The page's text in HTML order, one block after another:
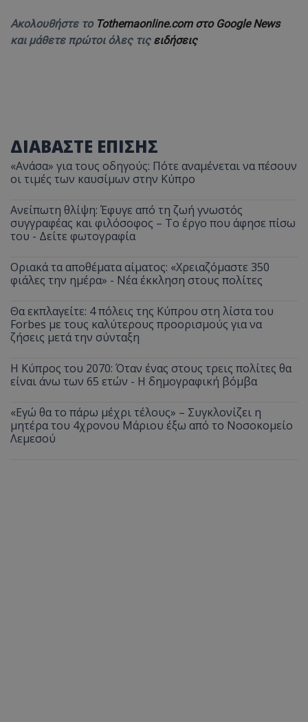
Ακολουθήστε το Tothemaonline.com στο Google News
και μάθετε πρώτοι όλες τις ειδήσεις
ΔΙΑΒΑΣΤΕ ΕΠΙΣΗΣ
«Ανάσα» για τους οδηγούς: Πότε αναμένεται να πέσουν
οι τιμές των καυσίμων στην Κύπρο
Ανείπωτη θλίψη: Έφυγε από τη ζωή γνωστός
συγγραφέας και φιλόσοφος – Το έργο που άφησε πίσω
του - Δείτε φωτογραφία
Οριακά τα αποθέματα αίματος: «Χρειαζόμαστε 350
φιάλες την ημέρα» - Νέα έκκληση στους πολίτες
Θα εκπλαγείτε: 4 πόλεις της Κύπρου στη λίστα του
Forbes με τους καλύτερους προορισμούς για να
ζήσεις μετά την σύνταξη
Η Κύπρος του 2070: Όταν ένας στους τρεις πολίτες θα
είναι άνω των 65 ετών - Η δημογραφική βόμβα
«Εγώ θα το πάρω μέχρι τέλους» – Συγκλονίζει η
μητέρα του 4χρονου Μάριου έξω από το Νοσοκομείο
Λεμεσού